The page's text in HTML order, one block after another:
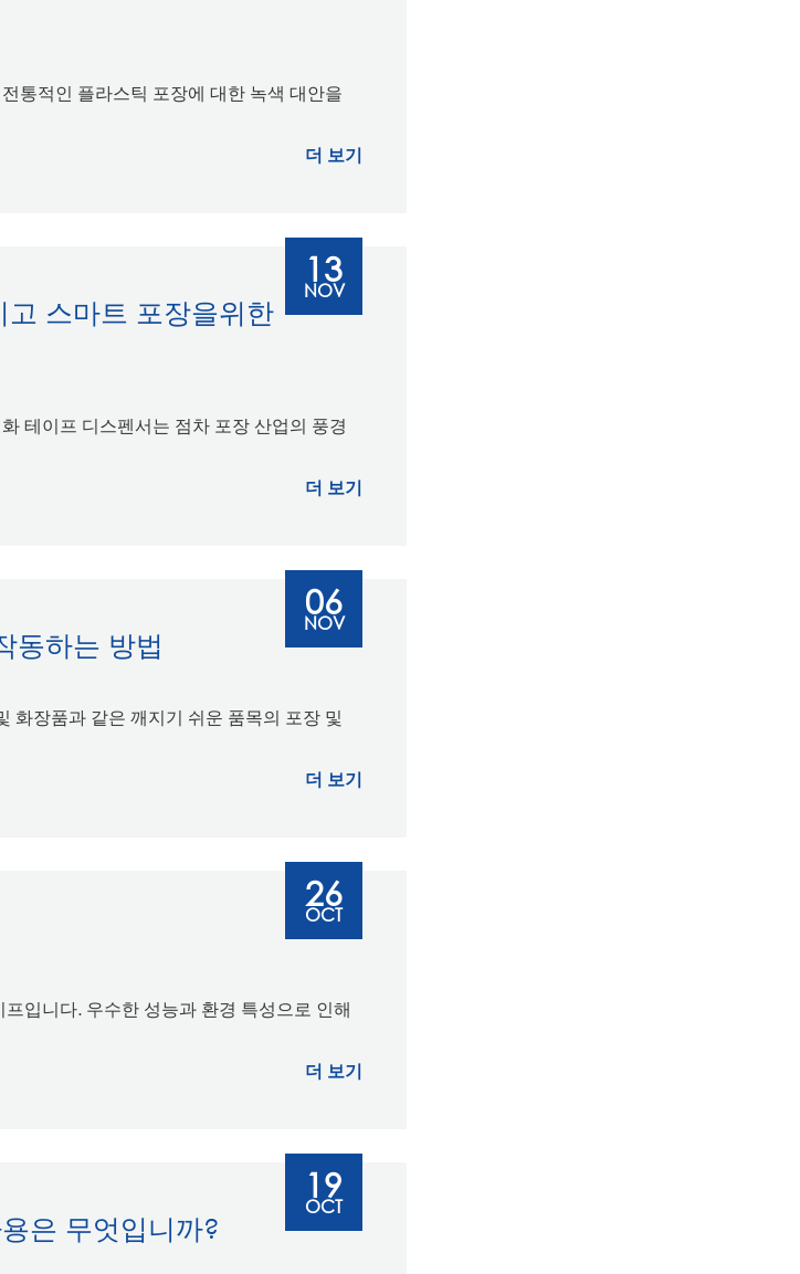
통적인 플라스틱 포장에 대한 녹색 대안을
더 보기
스마트 포장을위한
테이프 디스펜서는 점차 포장 산업의 풍경
더 보기
13
NOV
동하는 방법
화장품과 같은 깨지기 쉬운 품목의 포장 및
더 보기
06
NOV
입니다. 우수한 성능과 환경 특성으로 인해
더 보기
26
OCT
은 무엇입니까?
19
OCT